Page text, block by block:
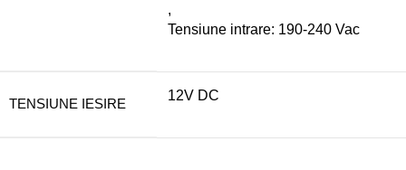
,
Tensiune intrare: 190-240 Vac
TENSIUNE IESIRE
12V DC